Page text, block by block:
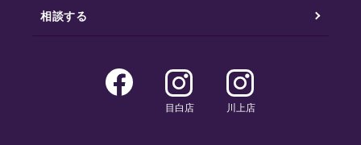
相談する
目白店 川上店